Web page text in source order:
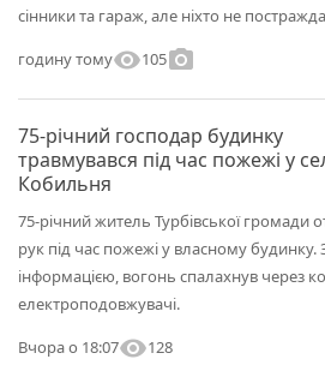
сінники та гараж, але ніхто не
годину томуvisibility105photo_camera
75-річний господар будинку
травмувався під час пожежі у
Кобильня
75-річний житель Турбівської громади
рук під час пожежі у власному
інформацією, вогонь спалахнув через
електроподовжувачі.
Вчора о 18:07visibility128